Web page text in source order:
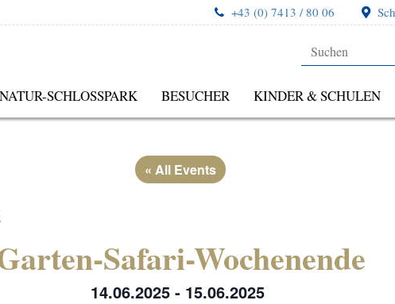
+43 (0) 7413 / 80 06
NATUR-SCHLOSSPARK BESUCHER KINDER & SCHULEN
« All Events
Safari-Wochenende
14.06.2025- 15.06.2025